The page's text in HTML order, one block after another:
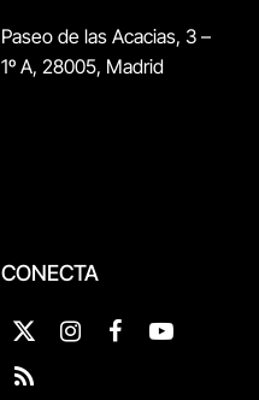
Paseo de las Acacias, 3 –
1º A, 28005, Madrid
CONECTA
X
(Twitter)
InstagramFacebookYouTube
RSS